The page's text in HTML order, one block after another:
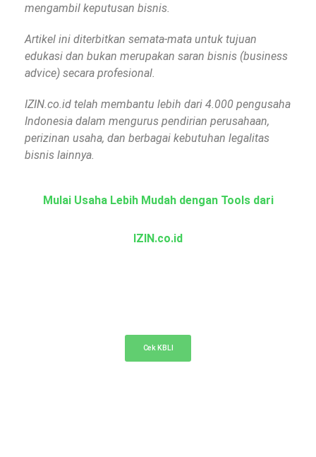
mengambil keputusan bisnis.
Artikel ini diterbitkan semata-mata untuk tujuan
edukasi dan bukan merupakan saran bisnis (business
advice) secara profesional.
IZIN.co.id telah membantu lebih dari 4.000 pengusaha
Indonesia dalam mengurus pendirian perusahaan,
perizinan usaha, dan berbagai kebutuhan legalitas
bisnis lainnya.
Mulai Usaha Lebih Mudah dengan Tools dari
IZIN.co.id
Cek KBLI